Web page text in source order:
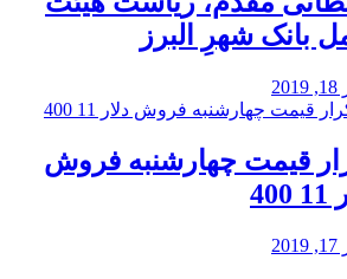
بانک شهرِ البرز
قیمت چهارشنبه فروش